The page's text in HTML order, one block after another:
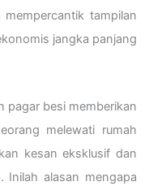
tampilan
jangka panjang
pagar besi memberikan
melewati rumah
kesan eksklusif dan
Inilah alasan mengapa